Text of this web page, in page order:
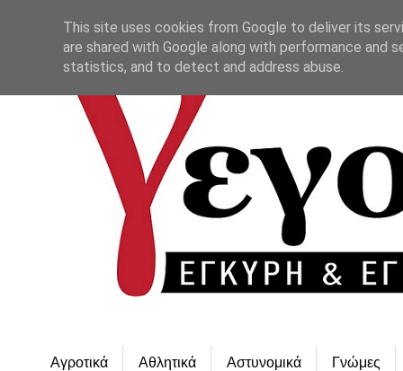
Αγροτικά Αθλητικά Αστυνομικά Γνώμες
This site uses cookies from Google to deliver its
are shared with Google along with performance and
statistics, and to detect and address abuse.